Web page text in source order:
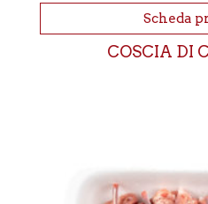
Scheda
COSCIA DI